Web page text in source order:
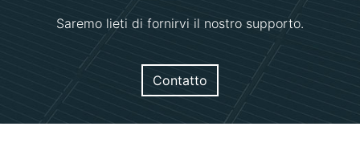
Saremo lieti di fornirvi il nostro supporto.
Contatto